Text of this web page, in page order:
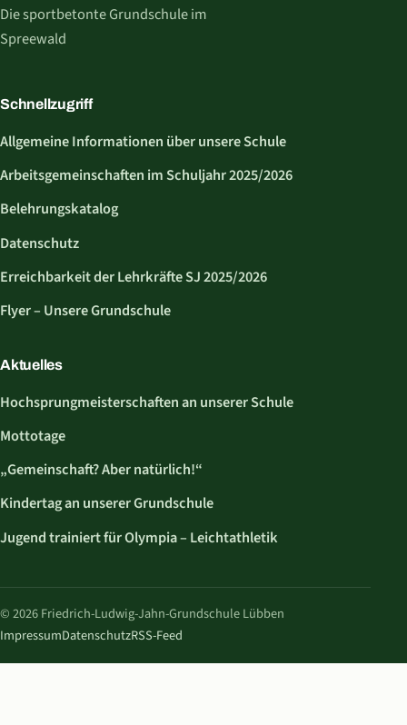
Die sportbetonte Grundschule im
Spreewald
Schnellzugriff
Allgemeine Informationen über unsere Schule
Arbeitsgemeinschaften im Schuljahr 2025/2026
Belehrungskatalog
Datenschutz
Erreichbarkeit der Lehrkräfte SJ 2025/2026
Flyer – Unsere Grundschule
Aktuelles
Hochsprungmeisterschaften an unserer Schule
Mottotage
„Gemeinschaft? Aber natürlich!“
Kindertag an unserer Grundschule
Jugend trainiert für Olympia – Leichtathletik
© 2026 Friedrich-Ludwig-Jahn-Grundschule Lübben
ImpressumDatenschutzRSS-Feed